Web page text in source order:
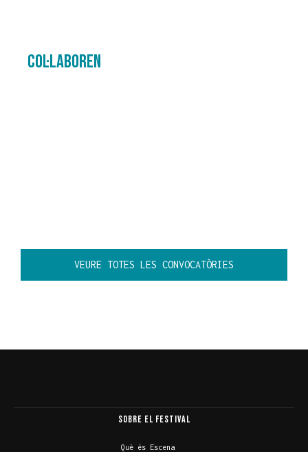
Col·laboren
VEURE TOTES LES CONVOCATÒRIES
Sobre el Festival
Què és Escena